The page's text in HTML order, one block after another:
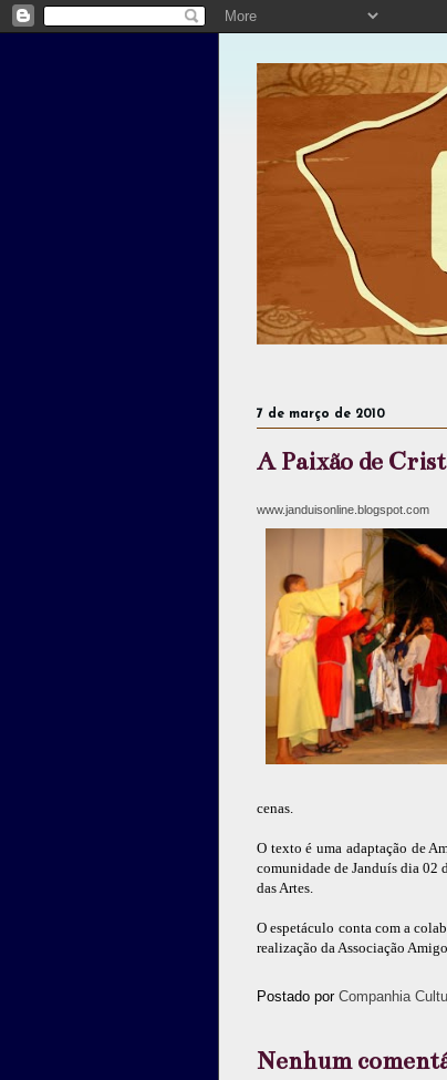
7 de março de 2010
A Paixão de
www.janduisonline.blogspot.com
cenas.
O texto é uma adaptação de
comunidade de Janduís dia 02
das Artes.
O espetáculo conta com a
realização da Associação
Postado por Companhia
Nenhum